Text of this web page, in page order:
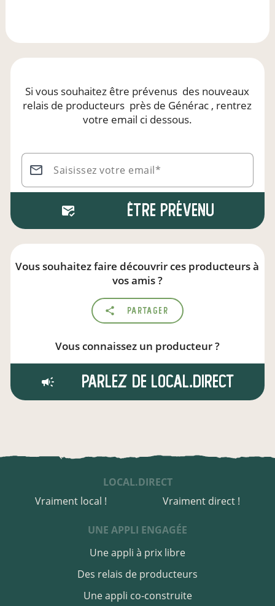
Si vous souhaitez être prévenus des nouveaux
relais de producteurs près de Générac , rentrez
votre email ci dessous.
Saisissez votre email*
Être prévenu
Vous souhaitez faire découvrir ces producteurs à
vos amis ?
Partager
Vous connaissez un producteur ?
Parlez de local.direct
LOCAL.DIRECT
Vraiment local !
Vraiment direct !
UNE APPLI ENGAGÉE
Une appli à prix libre
Des relais de producteurs
Une appli co-construite